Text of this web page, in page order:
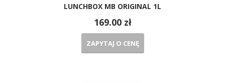
LUNCHBOX MB ORIGINAL 1L
169.00 zł
ZAPYTAJ O CENĘ